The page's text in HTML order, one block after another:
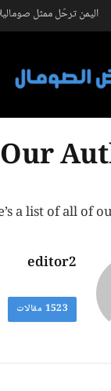
اليمن ترحّل ممثل
Our
a list of all of
editor2
1523 مقالات